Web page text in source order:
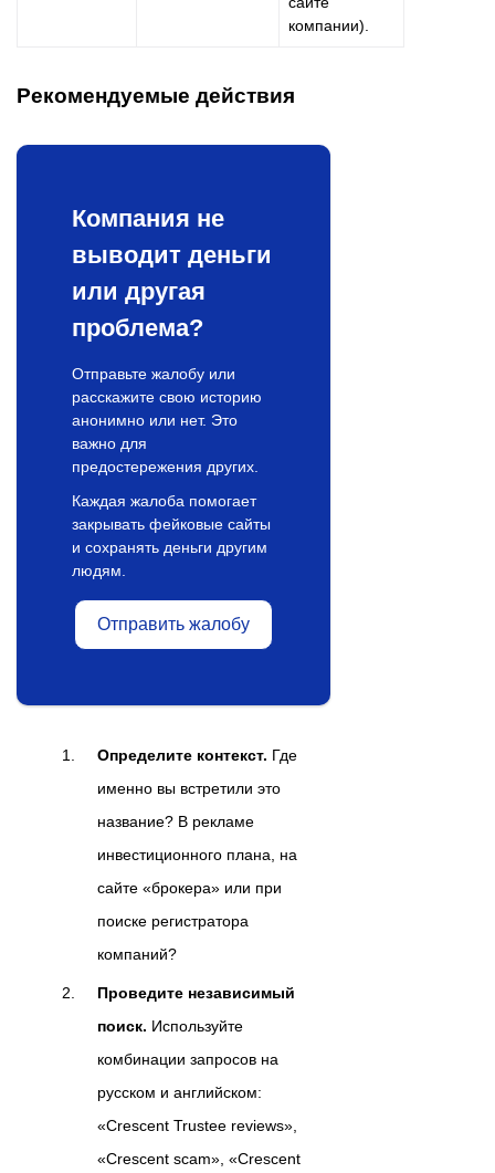
компании).
Рекомендуемые действия
Компания не
выводит деньги
или другая
проблема?
Отправьте жалобу или
расскажите свою историю
анонимно или нет. Это
важно для
предостережения других.
Каждая жалоба помогает
закрывать фейковые сайты
и сохранять деньги другим
людям.
Отправить жалобу
Определите контекст. Где
именно вы встретили это
название? В рекламе
инвестиционного плана, на
сайте «брокера» или при
поиске регистратора
компаний?
Проведите независимый
поиск. Используйте
комбинации запросов на
русском и английском:
«Crescent Trustee reviews»,
«Crescent scam», «Crescent